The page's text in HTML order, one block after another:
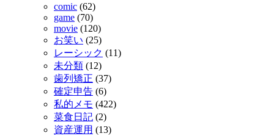
comic (62)
game (70)
movie (120)
お笑い (25)
レーシック (11)
未分類 (12)
歯列矯正 (37)
確定申告 (6)
私的メモ (422)
菜食日記 (2)
資産運用 (13)